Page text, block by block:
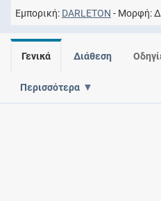
Εμπορική DARLETON Μορφή
Γενικά Διάθεση
Περισσότερα